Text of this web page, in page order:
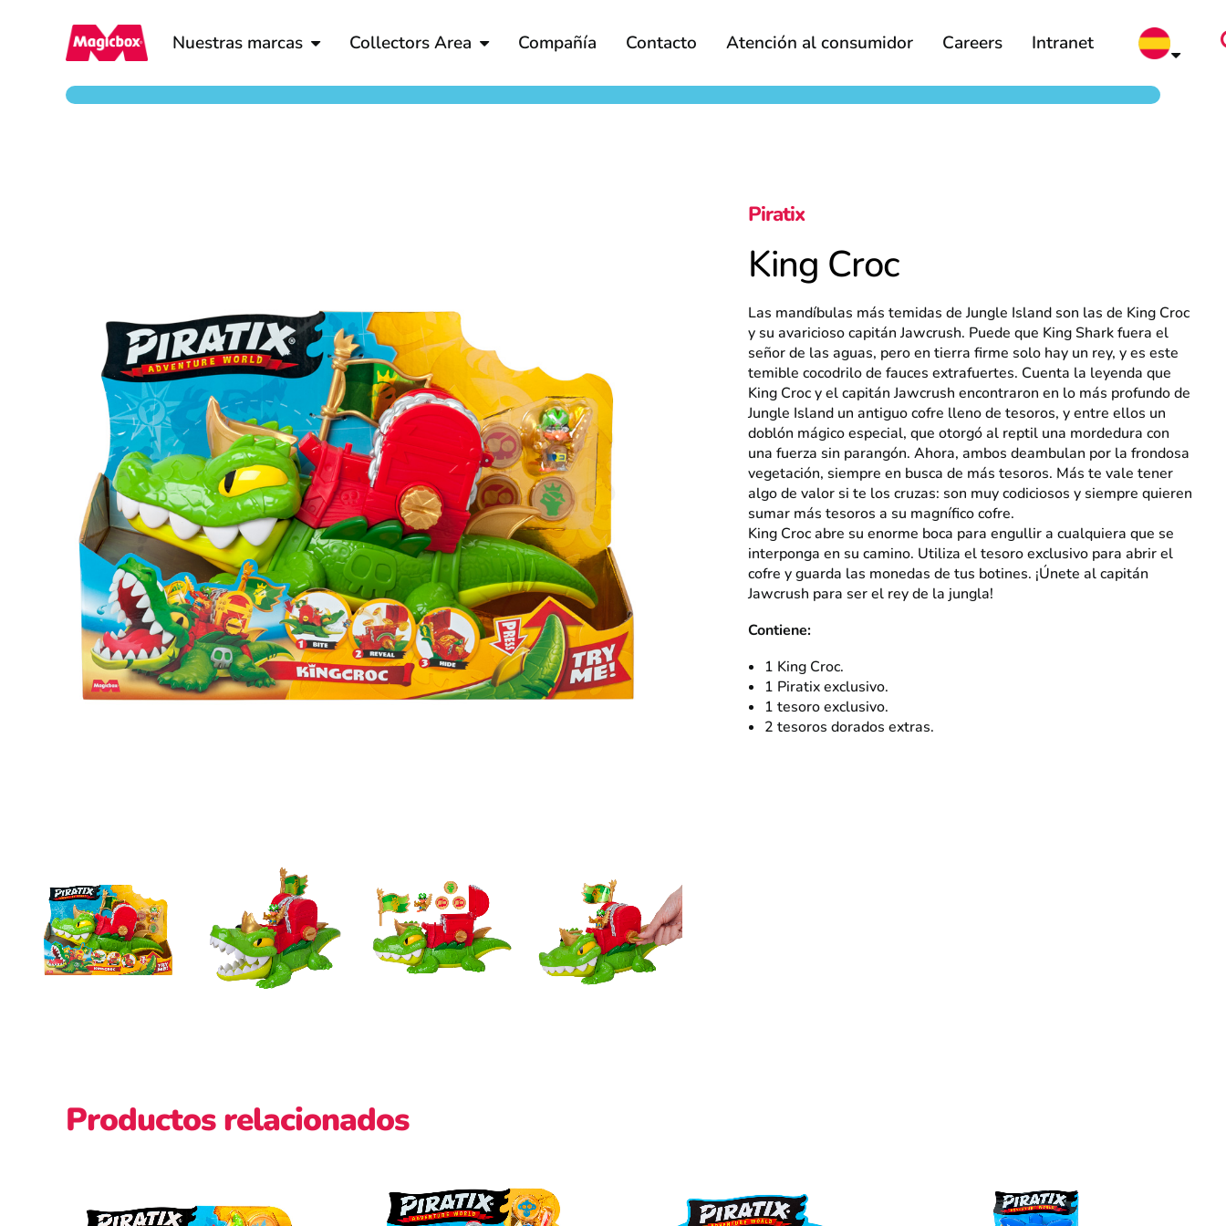
Nuestras marcas Collectors Area Compañía Contacto Atención al consumidor Careers Intranet
Piratix
King Croc
Las mandíbulas más temidas de Jungle Island son las de King Croc
y su avaricioso capitán Jawcrush. Puede que King Shark fuera el
señor de las aguas, pero en tierra firme solo hay un rey, y es este
temible cocodrilo de fauces extrafuertes. Cuenta la leyenda que
King Croc y el capitán Jawcrush encontraron en lo más profundo de
Jungle Island un antiguo cofre lleno de tesoros, y entre ellos un
doblón mágico especial, que otorgó al reptil una mordedura con
una fuerza sin parangón. Ahora, ambos deambulan por la frondosa
vegetación, siempre en busca de más tesoros. Más te vale tener
algo de valor si te los cruzas: son muy codiciosos y siempre quieren
sumar más tesoros a su magnífico cofre.
King Croc abre su enorme boca para engullir a cualquiera que se
interponga en su camino. Utiliza el tesoro exclusivo para abrir el
cofre y guarda las monedas de tus botines. ¡Únete al capitán
Jawcrush para ser el rey de la jungla!
Contiene:
1 King Croc.
1 Piratix exclusivo.
1 tesoro exclusivo.
2 tesoros dorados extras.
Productos relacionados